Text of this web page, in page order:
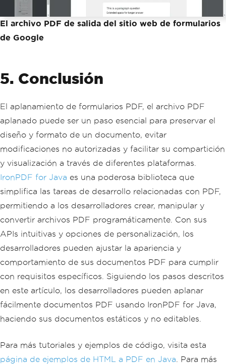
El archivo PDF de salida del sitio web de formularios
de Google
5. Conclusión
El aplanamiento de formularios PDF, el archivo PDF
aplanado puede ser un paso esencial para preservar el
diseño y formato de un documento, evitar
modificaciones no autorizadas y facilitar su compartición
y visualización a través de diferentes plataformas.
IronPDF for Java es una poderosa biblioteca que
simplifica las tareas de desarrollo relacionadas con PDF,
permitiendo a los desarrolladores crear, manipular y
convertir archivos PDF programáticamente. Con sus
APIs intuitivas y opciones de personalización, los
desarrolladores pueden ajustar la apariencia y
comportamiento de sus documentos PDF para cumplir
con requisitos específicos. Siguiendo los pasos descritos
en este artículo, los desarrolladores pueden aplanar
fácilmente documentos PDF usando IronPDF for Java,
haciendo sus documentos estáticos y no editables.
Para más tutoriales y ejemplos de código, visita esta
página de ejemplos de HTML a PDF en Java . Para más